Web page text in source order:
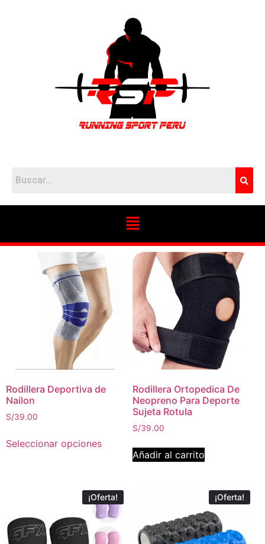
Rodillera Deportiva de
Nailon
S/39.00
Seleccionar opciones
Rodillera Ortopedica De
Neopreno Para Deporte
Sujeta Rotula
S/39.00
Añadir al carrito
¡Oferta! ¡Oferta!